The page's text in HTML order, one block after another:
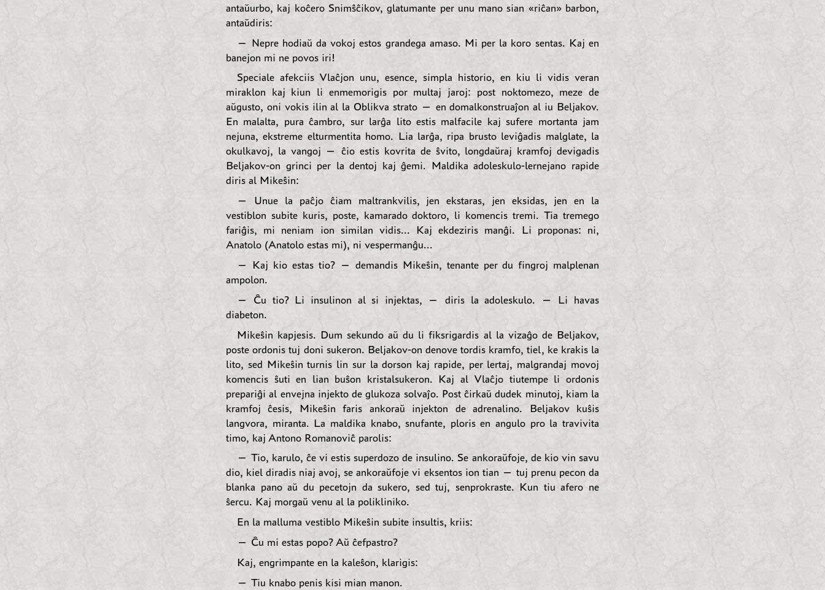
antaŭurbo, kaj koĉero Snimŝĉikov, glatumante per unu mano sian «riĉan» barbon,
antaŭdiris:
— Nepre hodiaŭ da vokoj estos grandega amaso. Mi per la koro sentas. Kaj en
banejon mi ne povos iri!
Speciale afekciis Vlaĉjon unu, esence, simpla historio, en kiu li vidis veran
miraklon kaj kiun li enmemorigis por multaj jaroj: post noktomezo, meze de
aŭgusto, oni vokis ilin al la Oblikva strato — en domalkonstruaĵon al iu Beljakov.
En malalta, pura ĉambro, sur larĝa lito estis malfacile kaj sufere mortanta jam
nejuna, ekstreme elturmentita homo. Lia larĝa, ripa brusto leviĝadis malglate, la
okulkavoj, la vangoj — ĉio estis kovrita de ŝvito, longdaŭraj kramfoj devigadis
Beljakov-on grinci per la dentoj kaj ĝemi. Maldika adoleskulo-lernejano rapide
diris al Mikeŝin:
— Unue la paĉjo ĉiam maltrankvilis, jen ekstaras, jen eksidas, jen en la
vestiblon subite kuris, poste, kamarado doktoro, li komencis tremi. Tia tremego
fariĝis, mi neniam ion similan vidis... Kaj ekdeziris manĝi. Li proponas: ni,
Anatolo (Anatolo estas mi), ni vespermanĝu...
— Kaj kio estas tio? — demandis Mikeŝin, tenante per du fingroj malplenan
ampolon.
— Ĉu tio? Li insulinon al si injektas, — diris la adoleskulo. — Li havas
diabeton.
Mikeŝin kapjesis. Dum sekundo aŭ du li fiksrigardis al la vizaĝo de Beljakov,
poste ordonis tuj doni sukeron. Beljakov-on denove tordis kramfo, tiel, ke krakis la
lito, sed Mikeŝin turnis lin sur la dorson kaj rapide, per lertaj, malgrandaj movoj
komencis ŝuti en lian buŝon kristalsukeron. Kaj al Vlaĉjo tiutempe li ordonis
prepariĝi al envejna injekto de glukoza solvaĵo. Post ĉirkaŭ dudek minutoj, kiam la
kramfoj ĉesis, Mikeŝin faris ankoraŭ injekton de adrenalino. Beljakov kuŝis
langvora, miranta. La maldika knabo, snufante, ploris en angulo pro la travivita
timo, kaj Antono Romanoviĉ parolis:
— Tio, karulo, ĉe vi estis superdozo de insulino. Se ankoraŭfoje, de kio vin savu
dio, kiel diradis niaj avoj, se ankoraŭfoje vi eksentos ion tian — tuj prenu pecon da
blanka pano aŭ du pecetojn da sukero, sed tuj, senprokraste. Kun tiu afero ne
ŝercu. Kaj morgaŭ venu al la polikliniko.
En la malluma vestiblo Mikeŝin subite insultis, kriis:
— Ĉu mi estas popo? Aŭ ĉefpastro?
Kaj, engrimpante en la kaleŝon, klarigis:
— Tiu knabo penis kisi mian manon.